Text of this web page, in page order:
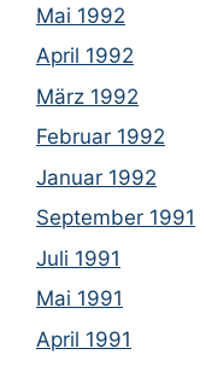
Mai 1992
April 1992
März 1992
Februar 1992
Januar 1992
September 1991
Juli 1991
Mai 1991
April 1991